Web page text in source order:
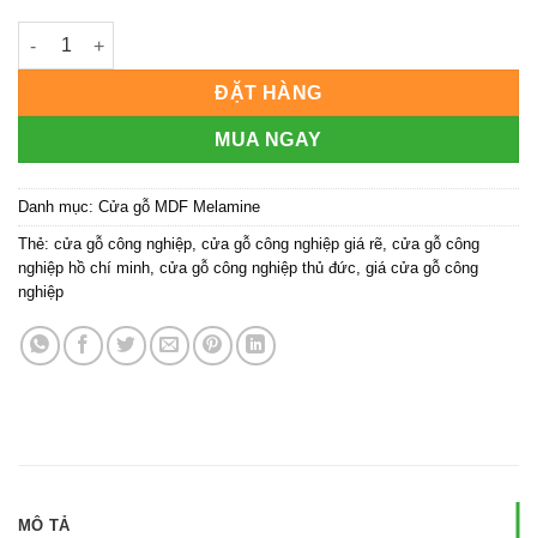
Cửa gỗ công nghiệp MDF phủ melamine KD.M2 |
ĐẶT HÀNG
MUA NGAY
Danh mục: Cửa gỗ MDF Melamine
Thẻ: cửa gỗ công nghiệp, cửa gỗ công nghiệp giá rẽ, cửa gỗ công
nghiệp hồ chí minh, cửa gỗ công nghiệp thủ đức, giá cửa gỗ công
nghiệp
MÔ TẢ